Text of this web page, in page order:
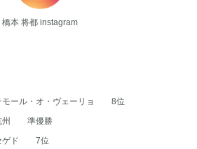
橋本 将都 ​instagram
ール・オ・ヴェーリョ 8位
州 準優勝
ゲド 7位